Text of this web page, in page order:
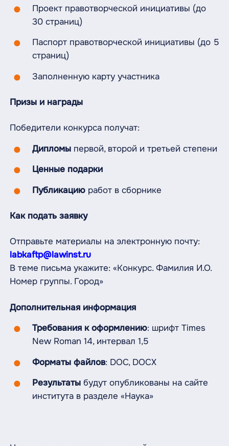
Проект правотворческой инициативы (до
30 страниц)
Паспорт правотворческой инициативы (до 5
страниц)
Заполненную карту участника
Призы и награды
Победители конкурса получат:
Дипломы первой, второй и третьей степени
Ценные подарки
Публикацию работ в сборнике
Как подать заявку
Отправьте материалы на электронную почту:
labkaftp@lawinst.ru
В теме письма укажите: «Конкурс. Фамилия И.О.
Номер группы. Город»
Дополнительная информация
Требования к оформлению: шрифт Times
New Roman 14, интервал 1,5
Форматы файлов: DOC, DOCX
Результаты будут опубликованы на сайте
института в разделе «Наука»